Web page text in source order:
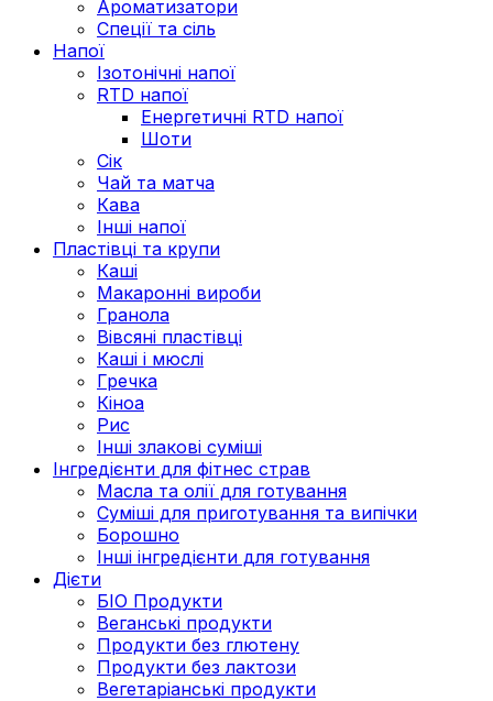
Ароматизатори
Спеції та сіль
Напої
Ізотонічні напої
RTD напої
Енергетичні RTD напої
Шоти
Сік
Чай та матча
Кава
Інші напої
Пластівці та крупи
Каші
Макаронні вироби
Гранола
Вівсяні пластівці
Каші і мюслі
Гречка
Кіноа
Рис
Інші злакові суміші
Інгредієнти для фітнес страв
Масла та олії для готування
Суміші для приготування та випічки
Борошно
Інші інгредієнти для готування
Дієти
БІО Продукти
Веганські продукти
Продукти без глютену
Продукти без лактози
Вегетаріанські продукти